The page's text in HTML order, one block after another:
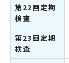
第22回定期
検査
第23回定期
検査